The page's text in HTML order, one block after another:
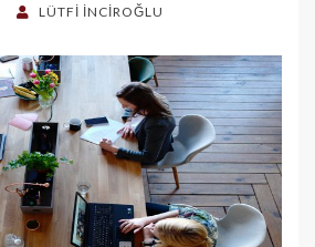
LÜTFI İNCIROĞLU